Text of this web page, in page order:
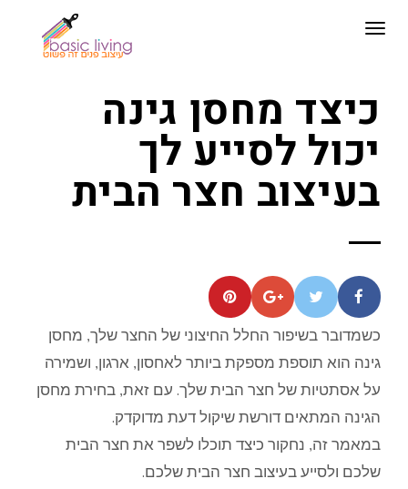
תפריט
כיצד מחסן גינה
יכול לסייע לך
בעיצוב חצר הבית
כשמדובר בשיפור החלל החיצוני של החצר שלך, מחסן
גינה הוא תוספת מספקת ביותר לאחסון, ארגון, ושמירה
על אסתטיות של חצר הבית שלך. עם זאת, בחירת מחסן
הגינה המתאים דורשת שיקול דעת מדוקדק.
במאמר זה, נחקור כיצד תוכלו לשפר את חצר הבית
שלכם ולסייע בעיצוב חצר הבית שלכם.